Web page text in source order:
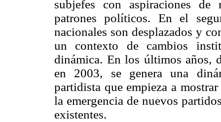
subjefes con aspiraciones
patrones políticos. En el
nacionales son desplazados y
un contexto de cambios
dinámica. En los últimos años,
en 2003, se genera una
partidista que empieza a
la emergencia de nuevos
existentes.